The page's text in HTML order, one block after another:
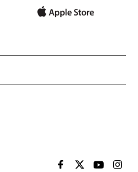
EL PAÍS BRASIL EN
EL PAÍSEL PAÍS
EL